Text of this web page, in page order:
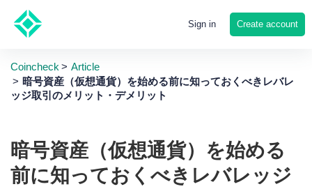
Sign in Create account
Coincheck
Article
暗号資産（仮想通貨）を始める前に知っておくべきレバレ
ッジ取引のメリット・デメリット
暗号資産（仮想通貨）を始める
前に知っておくべきレバレッジ